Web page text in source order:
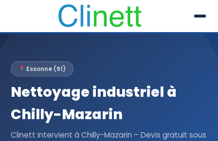
Prestations
Références
Essonne (91)
Nettoyage industriel à
Chilly-Mazarin
Clinett intervient à Chilly-Mazarin – Devis gratuit sous